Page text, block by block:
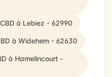
à Lebiez - 62990
à Widehem - 62630
à Hamelincourt -